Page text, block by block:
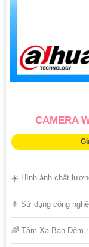
CAMERA
☀️ Hình ảnh chất
⚜️ Sử dụng công
🌈 Tầm Xa Ban Đêm :